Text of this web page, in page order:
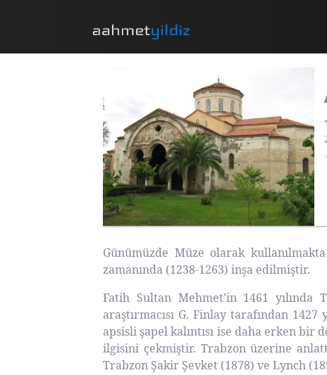
Günümüzde Müze olarak
zamanında (1238-1263) inşa edilmiştir.
Fatih Sultan Mehmet’in 1461
araştırmacısı G. Finlay tarafından
apsisli şapel kalıntısı ise daha erken bir
ilgisini çekmiştir. Trabzon üzerine
Trabzon Şakir Şevket (1878) ve Lynch